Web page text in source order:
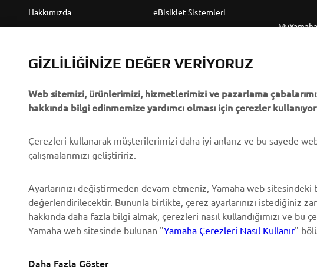
Hakkımızda
Olaylar
Broşürler
Yamaha Bayisi Olmak
İnsan Hakları Politikası
Politikası
Whistleblower Channel
eBisiklet Sistemleri
Sürücü kursları
Ortaklıklar
Yamalube Safety Data
MyYamaha
Yamaha
Mobil
GIZLILIĞINIZE DEĞER VERIYORUZ
Web sitemizi, ürünlerimizi, hizmetlerimizi ve pazarlama
hakkında bilgi edinmemize yardımcı olması için çerezler
Çerezleri kullanarak müşterilerimizi daha iyi anlarız ve bu sayede
çalışmalarımızı geliştiririz.
Ayarlarınızı değiştirmeden devam etmeniz, Yamaha web
değerlendirilecektir. Bununla birlikte, çerez ayarlarınızı istediğiniz
hakkında daha fazla bilgi almak, çerezleri nasıl kullandığımızı ve
Yamaha web sitesinde bulunan "Yamaha Çerezleri Nasıl Kullanır"
Daha Fazla Göster